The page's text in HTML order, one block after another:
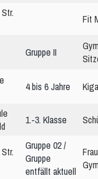
Fit
Gruppe II
4 bis 6 Jahre
1.-3. Klasse
Gruppe 02 /
Gruppe
entfällt aktuell